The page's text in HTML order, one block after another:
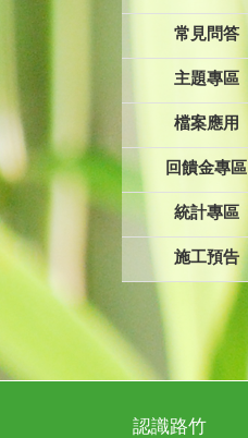
常見問答
主題專區
檔案應用
回饋金專區
統計專區
施工預告
認識路竹